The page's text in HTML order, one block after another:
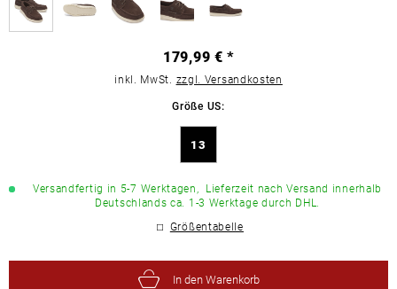
179,99 € *
inkl. MwSt. zzgl. Versandkosten
Größe US:
13
Versandfertig in 5-7 Werktagen, Lieferzeit nach Versand innerhalb
Deutschlands ca. 1-3 Werktage durch DHL.
Größentabelle
In den Warenkorb